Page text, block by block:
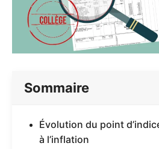
Sommaire
Évolution du point
à l’inflation